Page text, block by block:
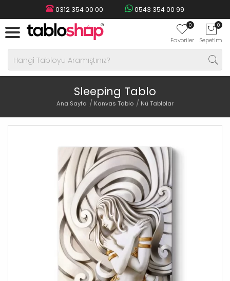
0312 354 00 00 0543 354 00 99
0
Favoriler
0
Sepetim
Sleeping Tablo
Ana Sayfa Kanvas Tablo Nü Tablolar